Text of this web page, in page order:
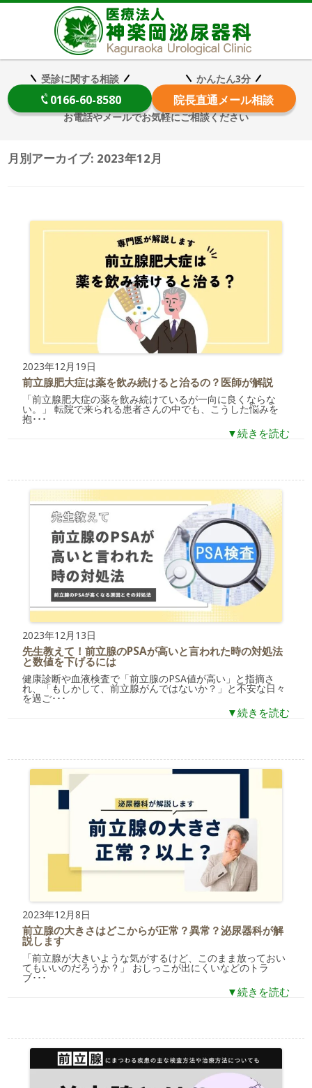
受診に関する相談
0166-60-8580
かんたん3分
院長直通メール相談
お電話やメールでお気軽にご相談ください
月別アーカイブ: 2023年12月
2023年12月19日
前立腺肥大症は薬を飲み続けると治るの？医師が解説
「前立腺肥大症の薬を飲み続けているが一向に良くならな
い。」 転院で来られる患者さんの中でも、こうした悩みを
抱･･･
▼続きを読む
2023年12月13日
先生教えて！前立腺のPSAが高いと言われた時の対処法
と数値を下げるには
健康診断や血液検査で「前立腺のPSA値が高い」と指摘さ
れ、「もしかして、前立腺がんではないか？」と不安な日々
を過ご･･･
▼続きを読む
2023年12月8日
前立腺の大きさはどこからが正常？異常？泌尿器科が解
説します
「前立腺が大きいような気がするけど、このまま放っておい
てもいいのだろうか？」 おしっこが出にくいなどのトラ
ブ･･･
▼続きを読む